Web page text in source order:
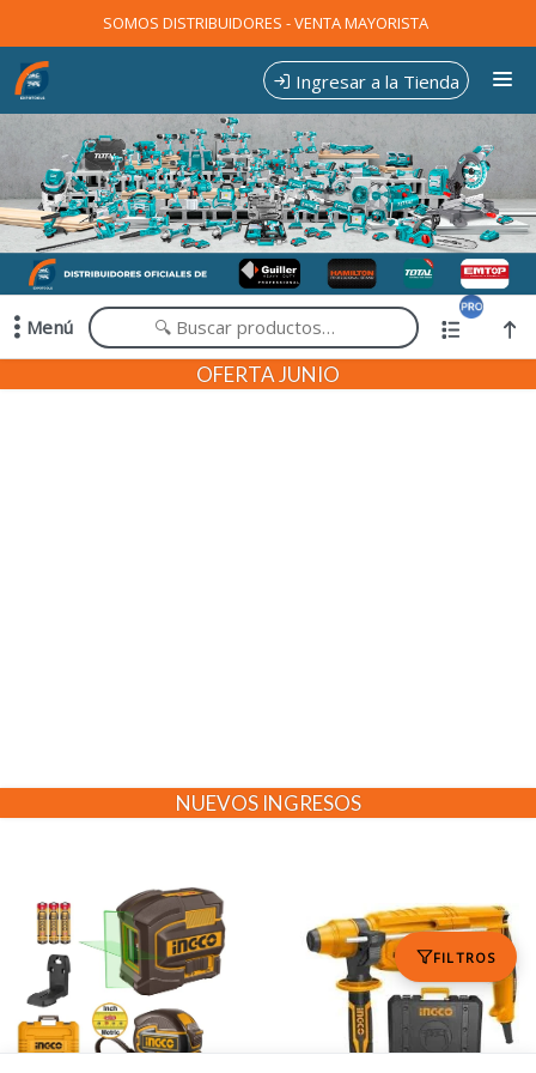
SOMOS DISTRIBUIDORES - VENTA MAYORISTA
Ingresar a la Tienda
CÓMO COMPRAR
CONTACTO
Menú
Comprá online productos de en EXPOTOOLS
FILTROS
OFERTA JUNIO
NUEVOS INGRESOS